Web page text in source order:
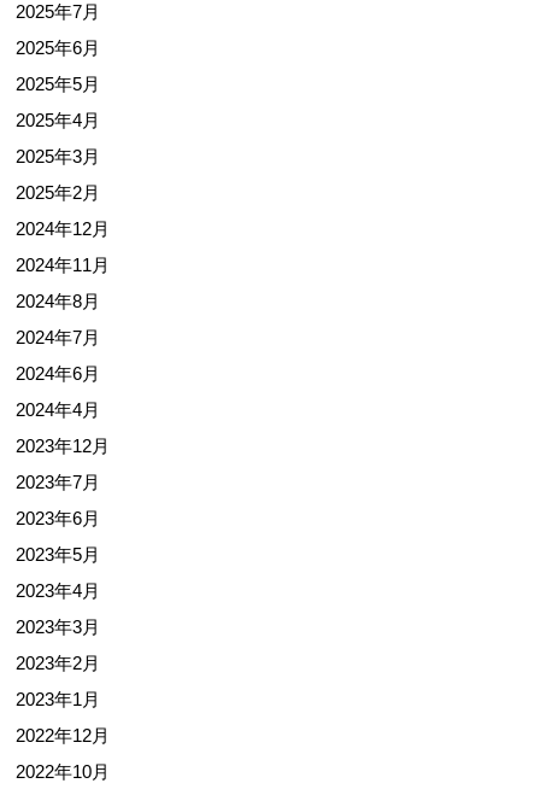
2025年7月
2025年6月
2025年5月
2025年4月
2025年3月
2025年2月
2024年12月
2024年11月
2024年8月
2024年7月
2024年6月
2024年4月
2023年12月
2023年7月
2023年6月
2023年5月
2023年4月
2023年3月
2023年2月
2023年1月
2022年12月
2022年10月